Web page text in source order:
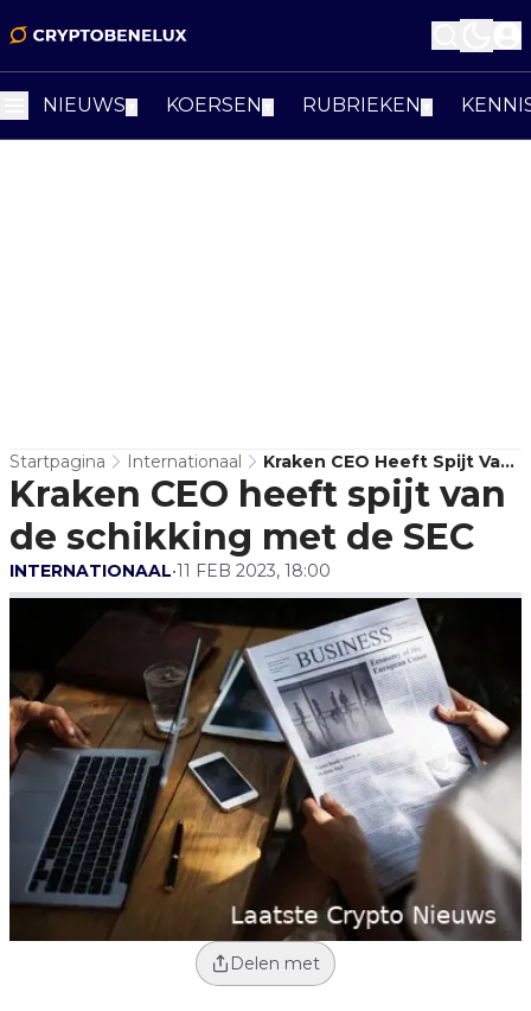
NIEUWS KOERSEN RUBRIEKEN
Startpagina Internationaal
Kraken CEO Heeft Spijt Van
De Schikking Met De SEC
Kraken CEO heeft spijt van
de schikking met de SEC
INTERNATIONAAL•11 FEB 2023, 18:00
Delen met